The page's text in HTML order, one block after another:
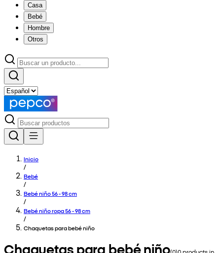
Casa
Bebé
Hombre
Otros
Inicio
/
Bebé
/
Bebé niño 56 - 98 cm
/
Bebé niño ropa 56 - 98 cm
/
Chaquetas para bebé niño
Chaquetas para bebé niño